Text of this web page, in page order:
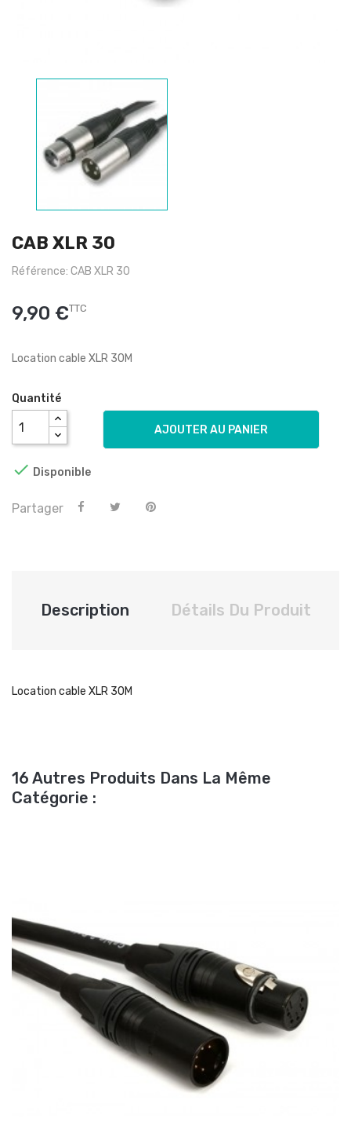
CAB XLR 30
Référence: CAB XLR 30
9,90 €TTC
Location cable XLR 30M
Quantité
AJOUTER AU PANIER
 Disponible
Partager
Description Détails Du Produit
Location cable XLR 30M
16 Autres Produits Dans La Même
Catégorie :